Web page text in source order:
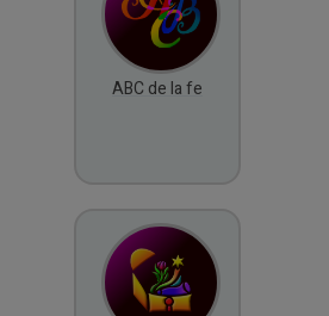
ABC de la fe